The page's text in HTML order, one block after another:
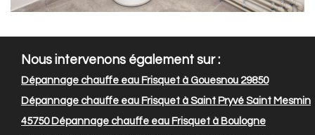
Nous intervenons également sur :
Dépannage chauffe eau Frisquet à Gouesnou 29850
Dépannage chauffe eau Frisquet à Saint Pryvé Saint Mesmin
45750Dépannage chauffe eau Frisquet à Boulogne